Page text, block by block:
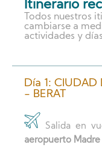
Itinerario
Todos nuestros
cambiarse a
actividades y
Día 1: CIUDAD
- BERAT
Salida en
aeropuerto Madre